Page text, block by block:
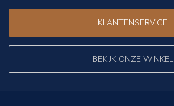
KLANTENSERVICE
BEKIJK ONZE WINKEL